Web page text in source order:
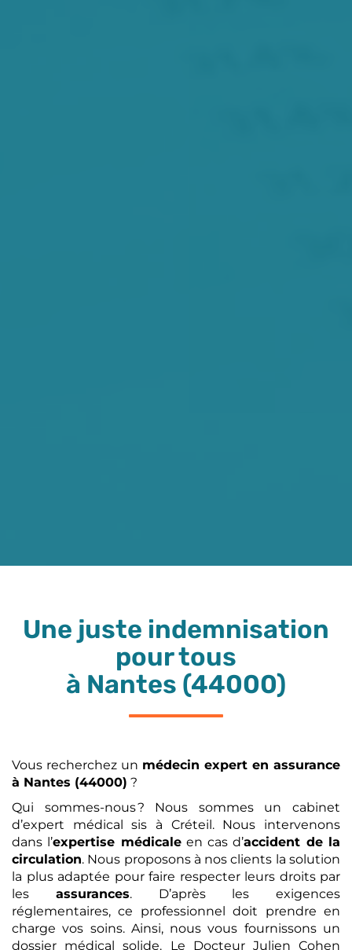
Une juste indemnisation
pour tous
à Nantes (44000)
Vous recherchez un médecin expert en assurance
à Nantes (44000) ?
Qui sommes-nous ? Nous sommes un cabinet
d’expert médical sis à Créteil. Nous intervenons
dans l’expertise médicaleen cas d’accident de la
circulation. Nous proposons à nos clients la solution
la plus adaptée pour faire respecter leurs droits par
les assurances. D’après les exigences
réglementaires, ce professionnel doit prendre en
charge vos soins. Ainsi, nous vous fournissons un
dossier médical solide. Le Docteur Julien Cohen